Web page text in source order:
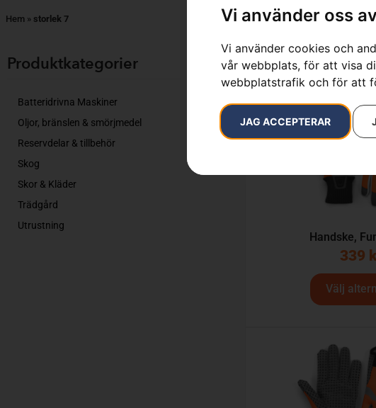
Vi använder oss
Vi använder cookies och
vår webbplats, för att visa
webbplatstrafik och för att
JAG ACCEPTERAR
Hem » storlek 7
Produktkategorier​
Batteridrivna Maskiner
Oljor, bränslen & smörjmedel
Reservdelar & tillbehör
Skog
Skor & Kläder
Trädgård
Utrustning
Visar alla 10 resultat
Handske,
339
Välj